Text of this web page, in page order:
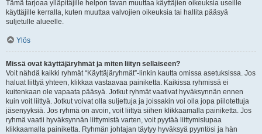
Tämä tarjoaa ylläpitäjille helpon tavan muuttaa käyttäjien oikeuksia useille
käyttäjille kerralla, kuten muuttaa valvojien oikeuksia tai hallita pääsyä
suljetulle alueelle.
Ylös
Missä ovat käyttäjäryhmät ja miten liityn sellaiseen?
Voit nähdä kaikki ryhmät “Käyttäjäryhmät”-linkin kautta omissa asetuksissa. Jos
haluat liittyä yhteen, klikkaa vastaavaa painiketta. Kaikissa ryhmissä ei
kuitenkaan ole vapaata pääsyä. Jotkut ryhmät vaativat hyväksynnän ennen
kuin voit liittyä. Jotkut voivat olla suljettuja ja joissakin voi olla jopa piilotettuja
jäsenyyksiä. Jos ryhmä on avoin, voit liittyä siihen klikkaamalla painiketta. Jos
ryhmä vaatii hyväksynnän liittymistä varten, voit pyytää liittymislupaa
klikkaamalla painiketta. Ryhmän johtajan täytyy hyväksyä pyyntösi ja hän